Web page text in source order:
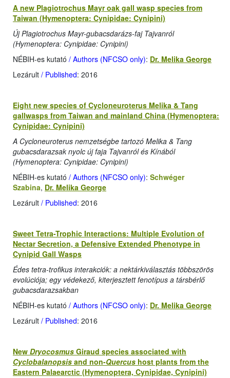
A new Plagiotrochus Mayr oak gall wasp species from
Taiwan (Hymenoptera: Cynipidae: Cynipini)
Új Plagiotrochus Mayr-gubacsdarázs-faj Tajvanról
(Hymenoptera: Cynipidae: Cynipini)
NÉBIH-es kutató / Authors (NFCSO only): Dr. Melika George
Lezárult / Published: 2016
Eight new species of Cycloneuroterus Melika & Tang
gallwasps from Taiwan and mainland China (Hymenoptera:
Cynipidae: Cynipini)
A Cycloneuroterus nemzetségbe tartozó Melika & Tang
gubacsdarazsak nyolc új faja Tajvanról és Kínából
(Hymenoptera: Cynipidae: Cynipini)
NÉBIH-es kutató / Authors (NFCSO only): Schwéger
Szabina, Dr. Melika George
Lezárult / Published: 2016
Sweet Tetra-Trophic Interactions: Multiple Evolution of
Nectar Secretion, a Defensive Extended Phenotype in
Cynipid Gall Wasps
Édes tetra-trofikus interakciók: a nektárkiválasztás többszörös
evolúciója; egy védekező, kiterjesztett fenotípus a társbérlő
gubacsdarazsakban
NÉBIH-es kutató / Authors (NFCSO only): Dr. Melika George
Lezárult / Published: 2016
New Dryocosmus Giraud species associated with
Cyclobalanopsis and non-Quercus host plants from the
Eastern Palaearctic (Hymenoptera, Cynipidae, Cynipini)